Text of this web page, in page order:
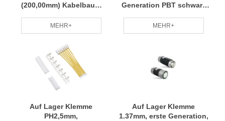
(200,00mm) Kabelbaum
Fachteam RCD
MEHR+
Generation PBT schwarz
vergoldet, I-PEX P/N
20448-001R-081 RCD
MEHR+
Auf Lager Klemme
PH2,5mm,
Auf Lager Klemme
1.37mm, erste Generation,